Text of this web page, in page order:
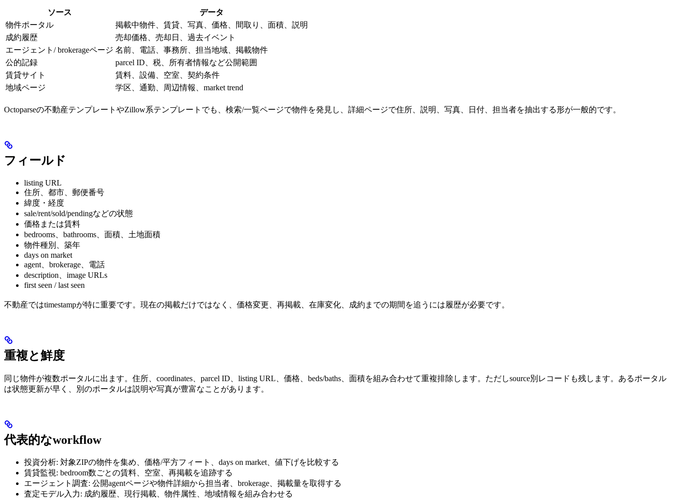
ソース
データ
物件ポータル
掲載中物件、賃貸、写真、価格、間取り、面積、説明
成約履歴
売却価格、売却日、過去イベント
エージェント/ brokerageページ 名前、電話、事務所、担当地域、掲載物件
公的記録
parcel ID、税、所有者情報など公開範囲
賃貸サイト
賃料、設備、空室、契約条件
地域ページ
学区、通勤、周辺情報、market trend
Octoparseの不動産テンプレートやZillow系テンプレートでも、検索/一覧ページで物件を発見し、詳細ページで住所、説明、写真、日付、担当者を抽出する形が一般的です。
フィールド
listing URL
住所、都市、郵便番号
緯度・経度
sale/rent/sold/pendingなどの状態
価格または賃料
bedrooms、bathrooms、面積、土地面積
物件種別、築年
days on market
agent、brokerage、電話
description、image URLs
first seen / last seen
不動産ではtimestampが特に重要です。現在の掲載だけではなく、価格変更、再掲載、在庫変化、成約までの期間を追うには履歴が必要です。
重複と鮮度
同じ物件が複数ポータルに出ます。住所、coordinates、parcel ID、listing URL、価格、beds/baths、面積を組み合わせて重複排除します。ただしsource別レコードも残します。あるポータル
は状態更新が早く、別のポータルは説明や写真が豊富なことがあります。
代表的なworkflow
投資分析: 対象ZIPの物件を集め、価格/平方フィート、days on market、値下げを比較する
賃貸監視: bedroom数ごとの賃料、空室、再掲載を追跡する
エージェント調査: 公開agentページや物件詳細から担当者、brokerage、掲載量を取得する
査定モデル入力: 成約履歴、現行掲載、物件属性、地域情報を組み合わせる